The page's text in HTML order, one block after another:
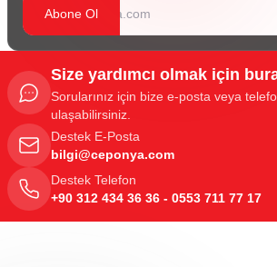
Abone Ol
Size yardımcı olmak için
Sorularınız için bize e-posta veya
ulaşabilirsiniz.
Destek E-Posta
bilgi@ceponya.com
Destek Telefon
+90 312 434 36 36 - 0553 711 77 17